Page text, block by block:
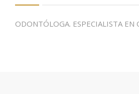
ODONTÓLOGA. ESPECIALISTA EN